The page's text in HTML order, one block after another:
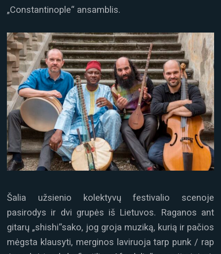
„Constantinople“ ansamblis.
Šalia užsienio kolektyvų festivalio scenoje
pasirodys ir dvi grupės iš Lietuvos. Raganos ant
gitarų „shishi“sako, jog groja muziką, kurią ir pačios
mėgsta klausyti, merginos laviruoja tarp punk / rap